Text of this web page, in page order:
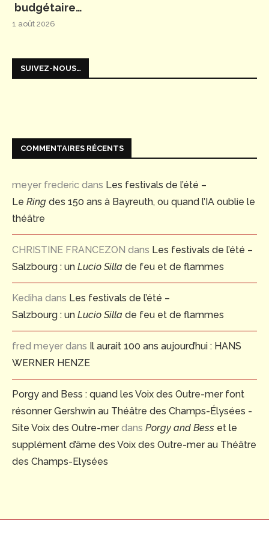
budgétaire…
1 août 2026
SUIVEZ-NOUS…
COMMENTAIRES RÉCENTS
meyer frederic dans Les festivals de l’été –
Le Ring des 150 ans à Bayreuth, ou quand l’IA oublie le
théâtre
CHRISTINE FRANCEZON dans Les festivals de l’été –
Salzbourg : un Lucio Silla de feu et de flammes
Kediha dans Les festivals de l’été –
Salzbourg : un Lucio Silla de feu et de flammes
fred meyer dans Il aurait 100 ans aujourd’hui : HANS
WERNER HENZE
Porgy and Bess : quand les Voix des Outre-mer font
résonner Gershwin au Théâtre des Champs-Élysées -
Site Voix des Outre-merdans Porgy and Bess et le
supplément d’âme des Voix des Outre-mer au Théâtre
des Champs-Elysées